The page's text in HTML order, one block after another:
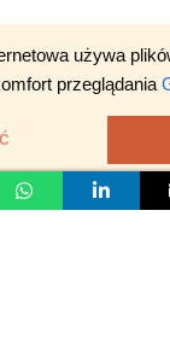
używa
przeglądania